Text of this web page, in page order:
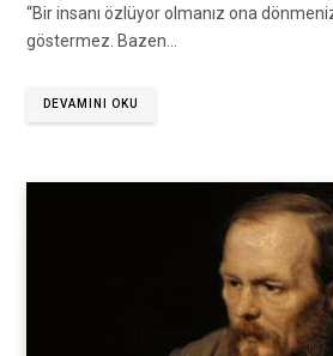
“Bir insanı özlüyor olmanız ona
göstermez. Bazen…
DEVAMINI OKU